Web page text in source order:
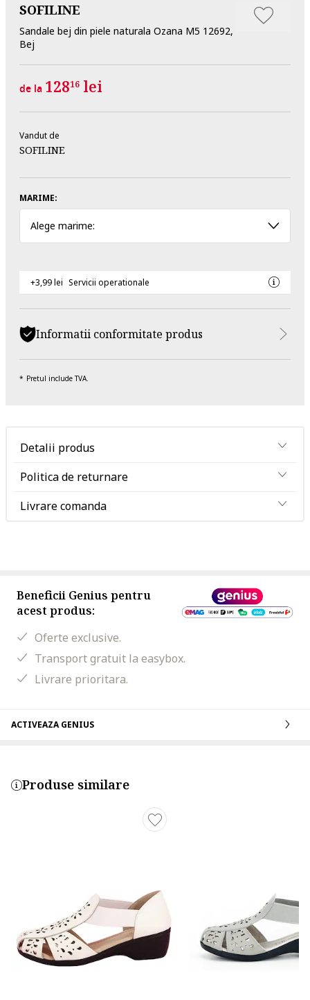
SOFILINE
Sandale bej din piele naturala Ozana M5 12692,
Bej
de la 12816 lei
Vandut de
SOFILINE
MARIME:
Alege marime:
+3,99 lei Servicii operationale
Informatii conformitate produs
Pretul include TVA.
Detalii produs
Politica de returnare
Livrare comanda
Beneficii Genius pentru
acest produs:
Oferte exclusive.
Transport gratuit la easybox.
Livrare prioritara.
ACTIVEAZA GENIUS
Produse similare